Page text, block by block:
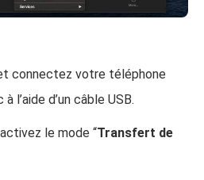
connectez votre téléphone
l’aide d’un câble USB.
le mode “Transfert de